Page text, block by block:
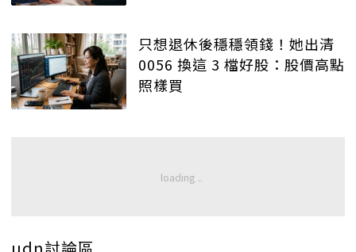
只想退休後穩穩領錢！她出清
0056 換這 3 檔好股：股價高點
照樣買